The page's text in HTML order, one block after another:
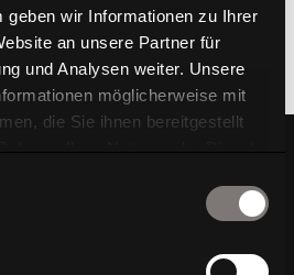
geben wir Informationen zu Ihrer
an unsere Partner für
und Analysen weiter. Unsere
möglicherweise mit
die Sie ihnen bereitgestellt
Ihrer Nutzung der Dienste
sit amet
bei Ihrer